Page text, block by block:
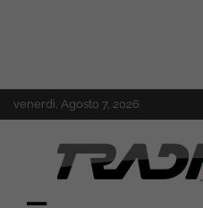
to
venerdì, Agosto 7, 2026
Trading.it